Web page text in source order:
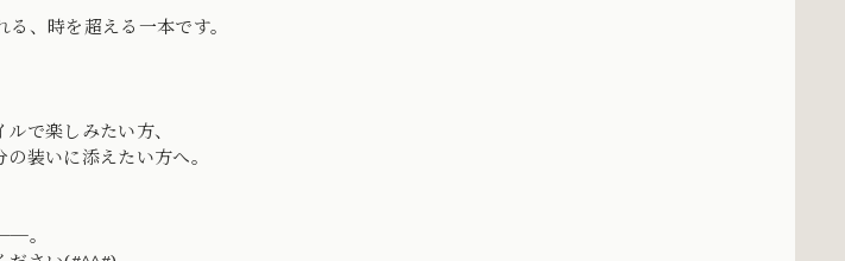
、時を超える一本です。
で楽しみたい方、
装いに添えたい方へ。
。